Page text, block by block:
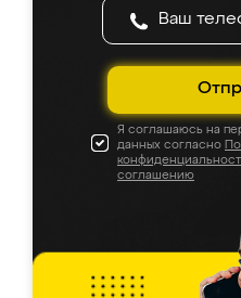
Я соглашаюсь на
данных согласно
соглашению